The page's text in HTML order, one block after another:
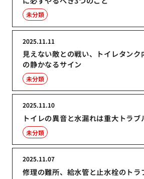
未分類
見えない敵との戦い、トイレタンク
の静かなるサイン
2025.11.11
未分類
トイレの異音と水漏れは重大トラブ
2025.11.10
未分類
修理の難所、給水管と止水栓のトラ
2025.11.07